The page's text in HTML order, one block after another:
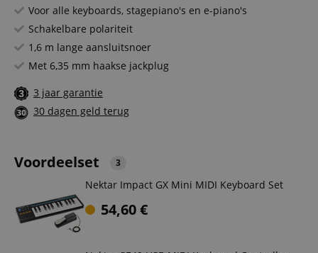
Voor alle keyboards, stagepiano's en e-piano's
Schakelbare polariteit
1,6 m lange aansluitsnoer
Met 6,35 mm haakse jackplug
3 jaar garantie
30 dagen geld terug
Voordeelset 3
Nektar Impact GX Mini MIDI Keyboard Set
54,60€